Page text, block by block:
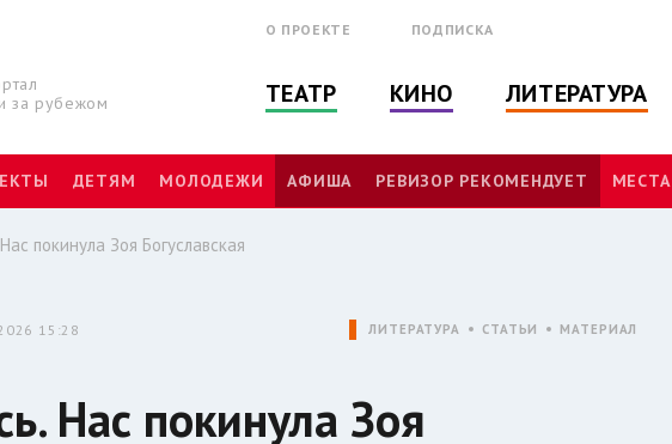
за рубежом
О ПРОЕКТЕ ПОДПИСКА
ТЕАТР КИНО ЛИТЕРАТУРА
ДЕТЯМ МОЛОДЕЖИ АФИША РЕВИЗОР РЕКОМЕНДУЕТ МЕСТА
покинула Зоя Богуславская
15:28 ЛИТЕРАТУРА СТАТЬИ МАТЕРИАЛ
Нас покинула Зоя